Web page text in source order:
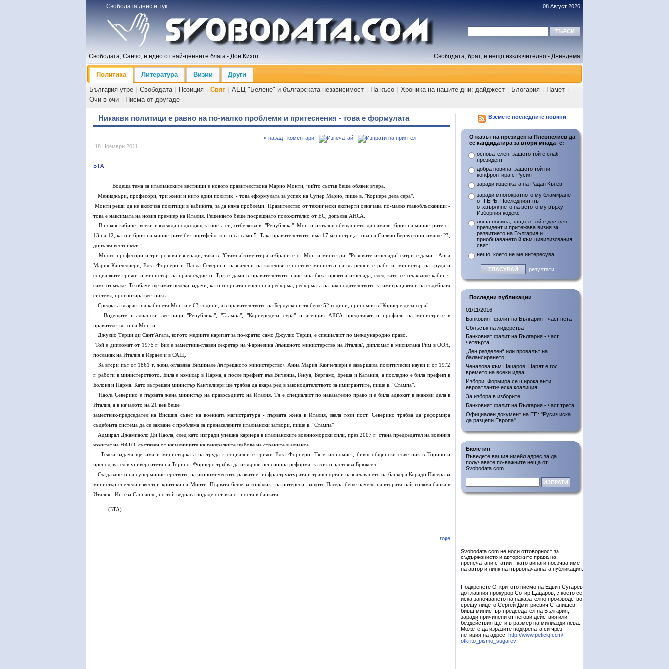
Свободата днес и тук 08 Август 2026
Свободата, Санчо, е едно от най-ценните блага - Дон Кихот Свободата, брат, е нещо изключително - Джендема
Политика Литература Визии
Други
България утре
Свободата Позиция Свят АЕЦ "Белене" и българската независимост На късо Хроника на нашите дни: дайджест Блогария Памет
Очи в очи
Писма от другаде
Никакви политици е равно на по-малко проблеми и притеснения - това е формулата
18 Ноември 2011
« назад коментари
БТА
Водеща тема за италианските вестници е новото правителствона Марио Монти, чийто състав беше обявен вчера.
Мениджъри, професори, три жени и нито един политик - това еформулата за успех на Супер Марио, пише в. "Кориере дела сера".
Монти реши да не включва политици в кабинета, за да нямапроблеми. Правителство от технически експерти означава по-малко главоблъсканици -
това е максимата на новия премиер на Италия. Решението беше посрещнато положително от ЕС, допълва АНСА.
В новия кабинет всеки изглежда подходящ за поста си, отбелязва в. "Република". Монти изпълни обещанието да намали
броя на министрите от
13 на 12, като и броя на министрите без портфейл, които са само 5. Така правителството има 17 министри,а това на Силвио Берлускони имаше 23,
допълва вестникът.
Много професори и три розови изненади, така в. "Стампа"коментира избраните от Монти министри. "Розовите изненади" сатрите дами - Анна
Мария Канчелиери, Елза Форнеро и Паола Северино, назначени на ключовите постове министър на вътрешнитеработи, министър на труда и
социалните грижи и министър на правосъдието. Трите дами в правителството наистина бяха приятнаизненада, след като се очакваше кабинет
само от мъже. Те обаче ще имат нелеки задачи, като спорната пенсионна реформа,реформата на законодателството за имиграцията и на съдебната
система, прогнозира вестникът.
Средната възраст на кабинета Монти е 63 години, а в правителството на Берлускони тя беше 52 години, припомня в. "Кориере дела сера".
Водещите италиански вестници "Република", "Стампа", "Кориередела сера" и агенция АНСА представят и профили на министрите в
правителството на Монти.
Джулио Терци ди Сант'Агата, когото медиите наричат за по-кратко само Джулио Терци, е специалист по международно право.
Той е дипломат от 1975 г. Бил е заместник-главен секретар на Фарнезина /външното министерство на Италия/, дипломат в мисиятана Рим в ООН,
посланик на Италия в Израел и в САЩ.
За втори път от 1861 г. жена оглавява Виминале /вътрешното министерство/. Анна Мария Канчелиери е завършила политически науки и от 1972
г. работи в министерството. Била е комисар в Парма, а после префект във Виченца, Генуа, Бергамо, Бреша иКатания, а последно е била префект в
Болоня и Парма. Като вътрешен министър Канчелиери ще трябва да вкара ред в законодателството за имигрантите, пише в. "Стампа".
Паола Северино е първата жена министър на правосъдието наИталия. Тя е специалист по наказателно право и е била адвокат взнакови дела в
Италия, а в началото на 21 век беше
заместник-председател на Висшия съвет на военната магистратура - първата жена в Италия, заела този пост. Северино трябва дареформира
съдебната система да се захване с проблема за пренаселените италиански затвори, пише в. "Стампа".
Адмирал Джампаоло Ди Паола, след като изгради упешна кариерав италианските военноморски сили, през 2007 г. стана председател на военния
комитет на НАТО, съставен от началниците на генералните щабове на страните в алианса.
Тежка задача ще има и министърката на труда и социалнитегрижи Елза Форнеро. Тя е икономист, бивш общински съветник в Торино и
преподавател в университета на Торино. Форнеро трябва да извърши пенсионна реформа, за която настоява Брюксел.
Създаването на суперминистерството на икономическоторазвитие, инфраструктурата и транспорта и назначаването на банкера Корадо Пасера за
министър спечели известни критики на Монти. Първата беше за конфликт на интереси, защото Пасера бешеначело на втората най-голяма банка в
Италия - Интеза Санпаоло, но той веднага подаде оставка от поста в банката.
(БТА)
горе
Вземете последните новини
Отказът на президента Плевнелиев да
се кандидатира за втори мнадат е:
основателен, защото той е слаб
президент
добра новина, защото той ни
конфронтира с Русия
заради изцепката на Радан Кънев
заради многократното му бламиране
от ГЕРБ. Последният път -
отхвърлянето на ветото му върху
Изборния кодекс
лоша новина, защото той е достоен
президент и притежава визия за
развитието на България и
приобщаването й към цивилизования
свят
нещо, което не ме интересува
резултати
Последни публикации
01/11/2016
Банковият фалит на България - част пета
Сблъсък на лидерства
Банковият фалит на България - част
четвърта
„Ден разделен“ или провалът на
балансирането
Ченалова към Цацаров: Царят е гол,
времето на всеки идва
Избори: Формира се широка анти
евроатлантическа коалиция
За избора в изборите
Банковият фалит на България - част трета
Официален документ на ЕП: "Русия иска
да разцепи Европа"
Бюлетин
Въведете вашия имейл адрес за да
получавате по-важните неща от
Svobodata.com.
Svobodata.com не носи отговорност за
съдържанието и авторските права на
препечатани статии - като винаги посочва име
на автор и линк на първоначалната публикация.
Подкрепете Откритото писмо на Едвин Сугарев
до главния прокурор Сотир Цацаров, с което се
иска започването на наказателно производство
срещу лицето Сергей Дмитриевич Станишев,
бивш министър-председател на България,
заради причинени от негови действия или
бездействия щети в размер на милиарди лева.
Можете да изразите подкрепата си чрез
петиция на адрес: http://www.peticiq.com/
otkrito_pismo_sugarev